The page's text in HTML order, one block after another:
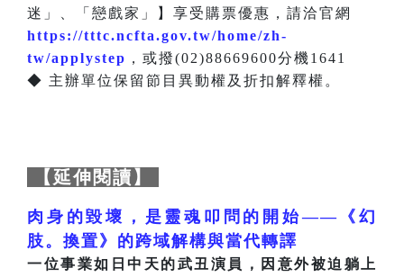
迷」、「戀戲家」】享受購票優惠，請洽官網
https://tttc.ncfta.gov.tw/home/zh-
tw/applystep ，或撥(02)88669600分機1641
◆ 主辦單位保留節目異動權及折扣解釋權。
【延伸閱讀】
肉身的毀壞，是靈魂叩問的開始——《幻
肢。換置》的跨域解構與當代轉譯
一位事業如日中天的武丑演員，因意外被迫躺上